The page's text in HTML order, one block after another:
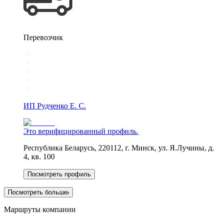
Перевозчик
ИП Рудченко Е. С.
Это верифицированный профиль.
Республика Беларусь, 220112, г. Минск, ул. Я.Лучины, д.
4, кв. 100
Посмотреть профиль
Посмотреть больше
Маршруты компании